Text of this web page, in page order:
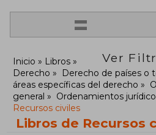
=
Ver
Inicio
Libros
Derecho
Derecho de países o
áreas específicas del derecho
general
Ordenamientos
Recursos civiles
Libros de Recursos